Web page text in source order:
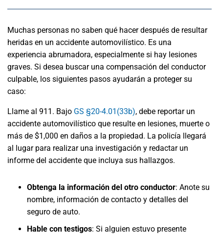
Muchas personas no saben qué hacer después de resultar
heridas en un accidente automovilístico. Es una
experiencia abrumadora, especialmente si hay lesiones
graves. Si desea buscar una compensación del conductor
culpable, los siguientes pasos ayudarán a proteger su
caso:
Llame al 911. Bajo GS §20-4.01(33b), debe reportar un
accidente automovilístico que resulte en lesiones, muerte o
más de $1,000 en daños a la propiedad. La policía llegará
al lugar para realizar una investigación y redactar un
informe del accidente que incluya sus hallazgos.
Obtenga la información del otro conductor: Anote su
nombre, información de contacto y detalles del
seguro de auto.
Hable con testigos: Si alguien estuvo presente